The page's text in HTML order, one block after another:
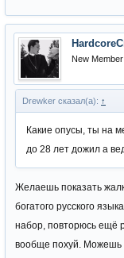
New Member
Drewker сказал(а): ↑
Какие опусы, ты на
до 28 лет дожил а
Желаешь показать
богатого русского
набор, повторюсь ещё
вообще похуй. Можешь